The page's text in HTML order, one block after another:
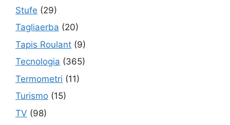
Stufe (29)
Tagliaerba (20)
Tapis Roulant (9)
Tecnologia (365)
Termometri (11)
Turismo (15)
TV (98)